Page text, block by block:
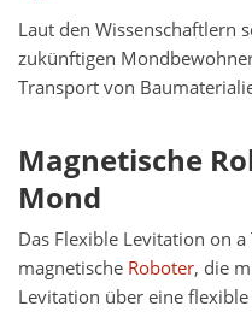
Laut den Wissenschaftlern
zukünftigen
Transport von
Magnetische
Mond
Das Flexible Levitation on a
magnetische Roboter, die
Levitation über eine